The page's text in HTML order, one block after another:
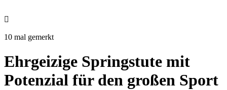

10 mal gemerkt
Ehrgeizige Springstute mit
Potenzial für den großen Sport